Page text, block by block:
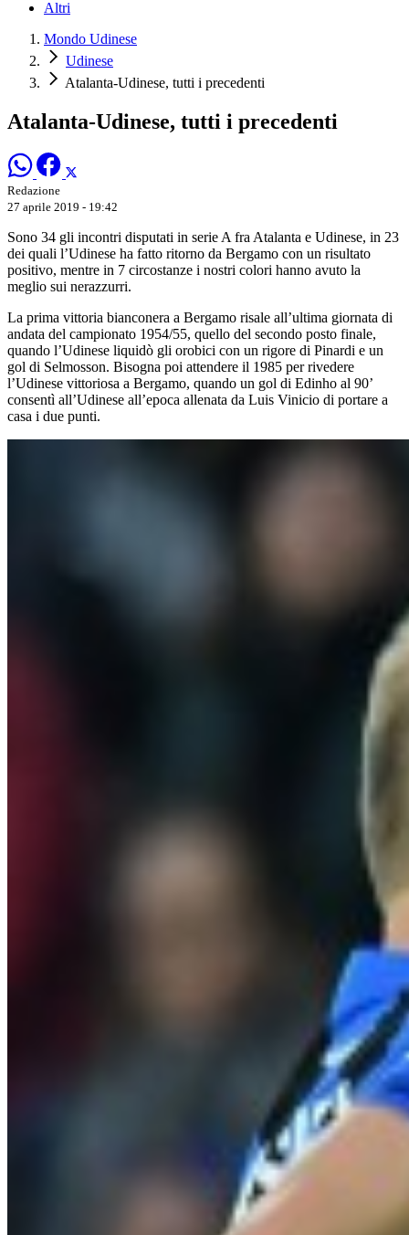
Altri
Mondo Udinese
Udinese
Atalanta-Udinese, tutti i precedenti
Atalanta-Udinese, tutti i precedenti
Redazione
27 aprile 2019 - 19:42
Sono 34 gli incontri disputati in serie A fra Atalanta e Udinese, in 23
dei quali l’Udinese ha fatto ritorno da Bergamo con un risultato
positivo, mentre in 7 circostanze i nostri colori hanno avuto la
meglio sui nerazzurri.
La prima vittoria bianconera a Bergamo risale all’ultima giornata di
andata del campionato 1954/55, quello del secondo posto finale,
quando l’Udinese liquidò gli orobici con un rigore di Pinardi e un
gol di Selmosson. Bisogna poi attendere il 1985 per rivedere
l’Udinese vittoriosa a Bergamo, quando un gol di Edinho al 90’
consentì all’Udinese all’epoca allenata da Luis Vinicio di portare a
casa i due punti.